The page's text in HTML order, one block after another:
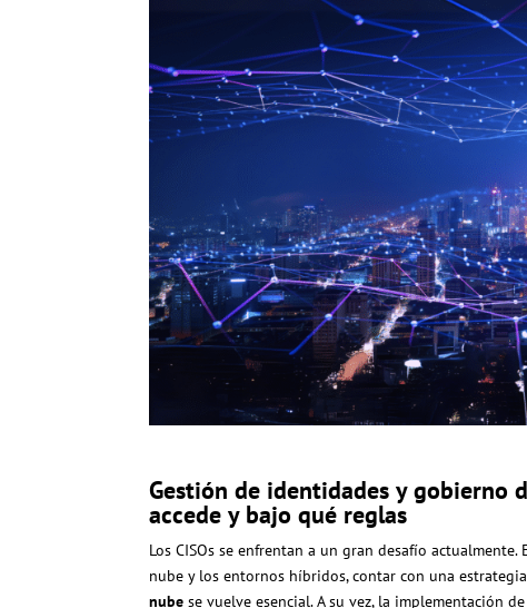
Gestión de identidades y gobierno
accede y bajo qué reglas
Los CISOs se enfrentan a un gran desafío
nube y los entornos híbridos, contar con una
nubese vuelve esencial. A su vez, la implementación